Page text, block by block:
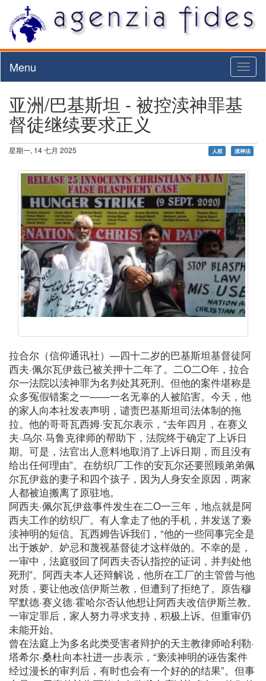
Menu
亚洲/巴基斯坦 - 被控渎神罪基
督徒继续要求正义
星期一, 14 七月 2025 人权 渎神法
拉合尔（信仰通讯社）—四十二岁的巴基斯坦基督徒阿
西夫·佩尔瓦伊兹已被关押十二年了。二O二O年，拉合
尔一法院以渎神罪为名判处其死刑。但他的案件堪称是
众多冤假错案之一——一名无辜的人被陷害。今天，他
的家人向本社发表声明，谴责巴基斯坦司法体制的拖
拉。他的哥哥瓦西姆·安瓦尔表示，“去年四月，在赛义
夫·乌尔·马鲁克律师的帮助下，法院终于确定了上诉日
期。可是，法官出人意料地取消了上诉日期，而且没有
给出任何理由”。在纺织厂工作的安瓦尔还要照顾弟弟佩
尔瓦伊兹的妻子和四个孩子，因为人身安全原因，两家
人都被迫搬离了原驻地。
阿西夫·佩尔瓦伊兹事件发生在二O一三年，地点就是阿
西夫工作的纺织厂。有人拿走了他的手机，并发送了亵
渎神明的短信。瓦西姆告诉我们，“他的一些同事完全是
出于嫉妒、妒忌和蔑视基督徒才这样做的。不幸的是，
一审中，法庭驳回了阿西夫否认指控的证词，并判处他
死刑”。阿西夫本人还辩解说，他所在工厂的主管曾与他
对质，要让他改信伊斯兰教，但遭到了拒绝了。原告穆
罕默德·赛义德·霍哈尔否认他想让阿西夫改信伊斯兰教。
一审定罪后，家人努力寻求支持，积极上诉。但重审仍
未能开始。
曾在法庭上为多名此类受害者辩护的天主教律师哈利勒·
塔希尔·桑杜向本社进一步表示，“亵渎神明的诬告案件
经过漫长的审判后，有时也会有一个好的的结果”。但事